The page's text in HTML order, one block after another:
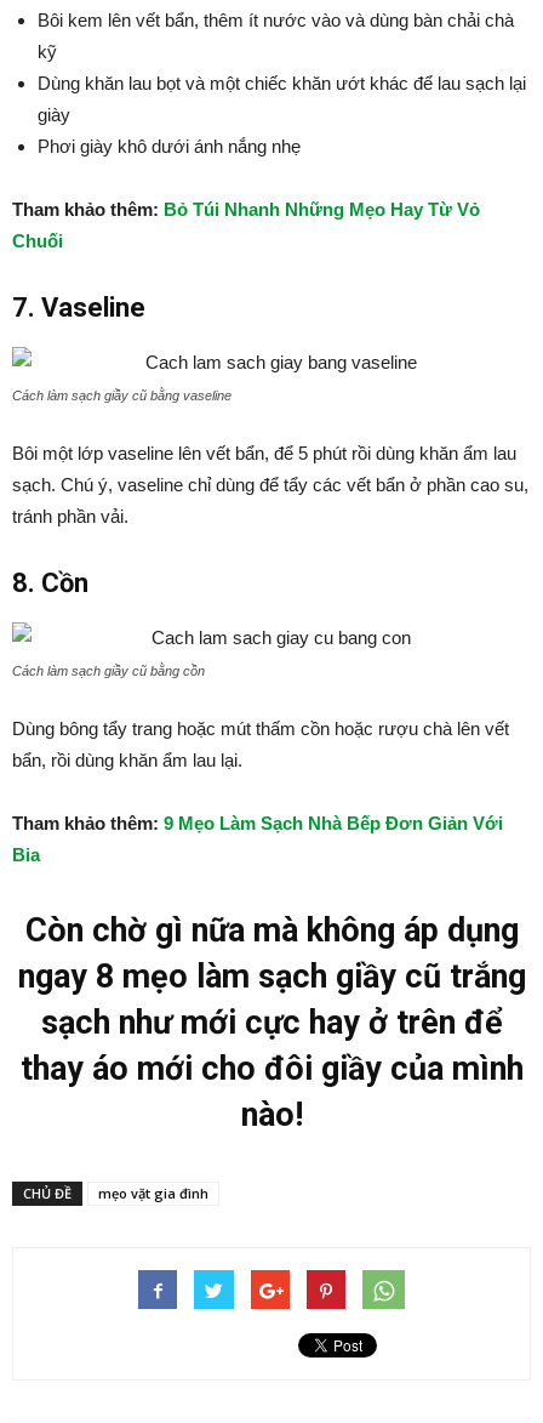
Bôi kem lên vết bẩn, thêm ít nước vào và dùng bàn chải chà
kỹ
Dùng khăn lau bọt và một chiếc khăn ướt khác để lau sạch lại
giày
Phơi giày khô dưới ánh nắng nhẹ
Tham khảo thêm: Bỏ Túi Nhanh Những Mẹo Hay Từ Vỏ
Chuối
7. Vaseline
Cách làm sạch giầy cũ bằng vaseline
Bôi một lớp vaseline lên vết bẩn, để 5 phút rồi dùng khăn ẩm lau
sạch. Chú ý, vaseline chỉ dùng để tẩy các vết bẩn ở phần cao su,
tránh phần vải.
8. Cồn
Cách làm sạch giầy cũ bằng cồn
Dùng bông tẩy trang hoặc mút thấm cồn hoặc rượu chà lên vết
bẩn, rồi dùng khăn ẩm lau lại.
Tham khảo thêm: 9 Mẹo Làm Sạch Nhà Bếp Đơn Giản Với
Bia
Còn chờ gì nữa mà không áp dụng
ngay 8 mẹo làm sạch giầy cũ trắng
sạch như mới cực hay ở trên để
thay áo mới cho đôi giầy của mình
nào!
CHỦ ĐỀ mẹo vặt gia đình